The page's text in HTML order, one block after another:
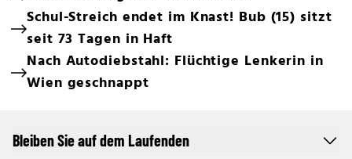
Schul-Streich endet im Knast! Bub (15) sitzt
seit 73 Tagen in Haft
Nach Autodiebstahl: Flüchtige Lenkerin in
Wien geschnappt
Bleiben Sie auf dem Laufenden